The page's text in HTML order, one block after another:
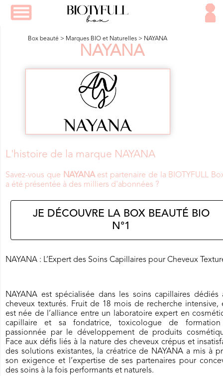
Box beauté > Marques BIO et Naturelles > NAYANA
NAYANA
L'histoire de la marque NAYANA
Savez-vous que NAYANAest partenaire de la BIOTYFULL
a été présentée à des milliers d'abonnées ?
JE DÉCOUVRE LA BOX BEAUTÉ BIO
N°1
NAYANA : L’Expert des Soins Capillaires pour Cheveux
NAYANA est spécialisée dans les soins capillaires dédiés
cheveux texturés. Fruit de 18 mois de recherche intensive,
est née de l’alliance entre un laboratoire expert en
capillaire et sa fondatrice, toxicologue de
passionnée par le développement de produits
Face aux défis liés à la nature des cheveux crépus et
des solutions existantes, la créatrice de NAYANA a mis à
son exigence et l’expertise de ses partenaires pour
des soins à la fois performants et naturels.